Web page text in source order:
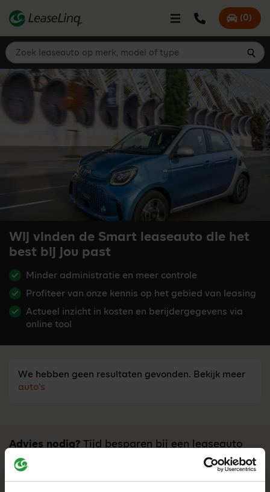
Bel LeaseLinq
Mijn
(0)
Zoek leaseauto op merk, model of type
Wij vinden de Smart leaseauto die het
best bij jou past
Minder administratie en meer controle
Profiteer van onze kennis op het gebied van leasing
Actueel inzicht in kosten en berijdergegevens via
online tool
We hebben geen resultaten gevonden. Bekijk meer
auto's
Advies nodig? Tijd besparen bij een leaseauto
zoeken?